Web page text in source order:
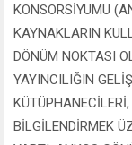
KONSORSİYUMU
KAYNAKLARIN
DÖNÜM NOKTASI
YAYINCILIĞIN
BİLGİLENDİRMEK